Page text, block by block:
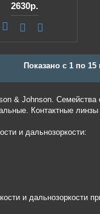
2630р.
Показано с 1 по 15
& Johnson.
Контактные
и дальнозоркости:
и дальнозоркости